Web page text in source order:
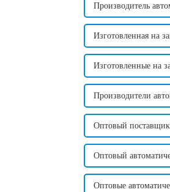
Производитель
Изготовленная на
Изготовленные на
Производители
Оптовый
Оптовый
Оптовые